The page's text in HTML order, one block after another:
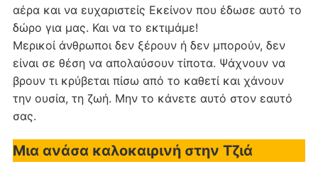
αέρα και να ευχαριστείς Εκείνον που έδωσε αυτό το
δώρο για μας. Και να το εκτιμάμε!
Μερικοί άνθρωποι δεν ξέρουν ή δεν μπορούν, δεν
είναι σε θέση να απολαύσουν τίποτα. Ψάχνουν να
βρουν τι κρύβεται πίσω από το καθετί και χάνουν
την ουσία, τη ζωή. Μην το κάνετε αυτό στον εαυτό
σας.
Μια ανάσα καλοκαιρινή στην Τζιά